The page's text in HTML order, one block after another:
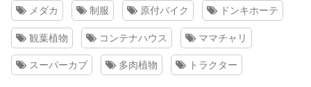
メダカ 制服 原付バイク ドンキホーテ
観葉植物 コンテナハウス ママチャリ
スーパーカブ 多肉植物 トラクター